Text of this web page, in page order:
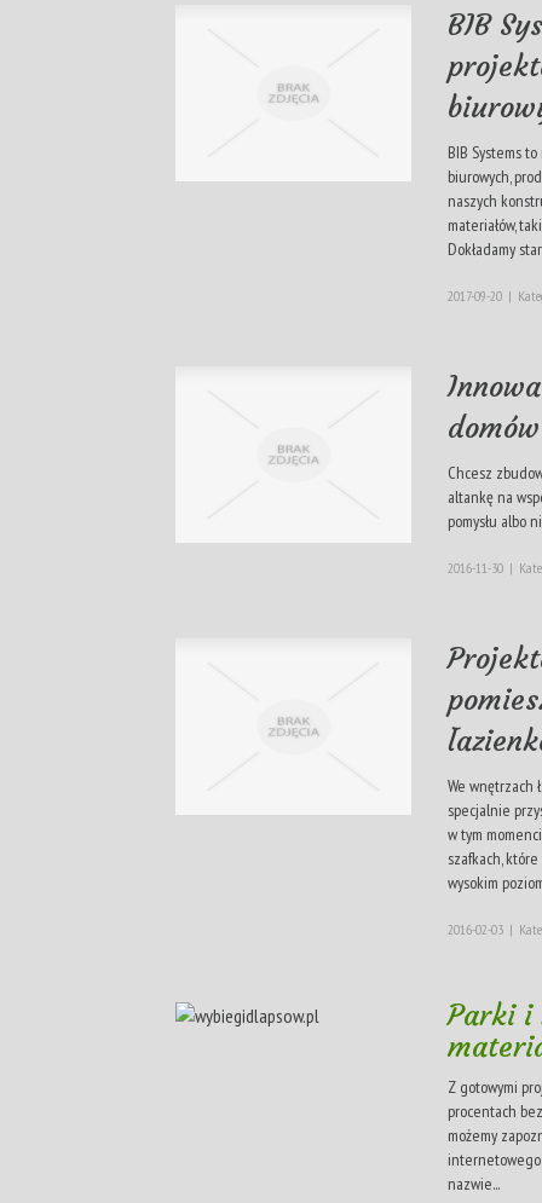
BIB
BIB Systems
biurowych,
naszych
materiałów,
Dokładamy
2017-09-20 |
Chcesz
altankę na
pomysłu albo
2016-11-30 |
We wnętrzach
specjalnie
w tym
szafkach,
wysokim
2016-02-03 |
Parki i
Z gotowymi
procentach
możemy
nazwie...